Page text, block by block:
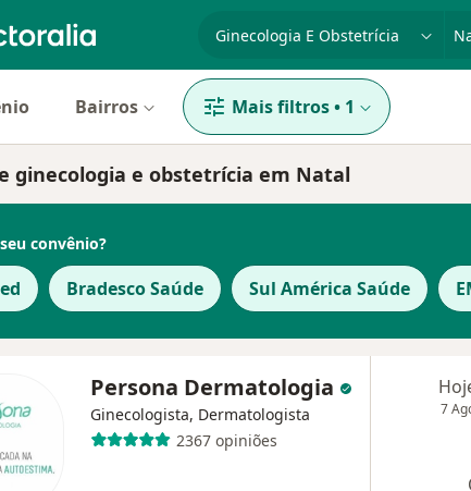
especialidade, doença ou nome
Bairros Mais filtros• 1
ginecologia e obstetrícia em Natal
convênio?
Bradesco Saúde Sul América Saúde
Persona Dermatologia
Ginecologista, Dermatologista
2367 opiniões
7